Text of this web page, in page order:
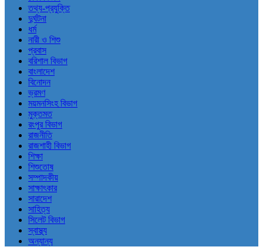
তথ্য-প্রযুক্তি
দুর্ঘটনা
ধর্ম
নারী ও শিশু
প্রবাস
বরিশাল বিভাগ
বাংলাদেশ
বিনোদন
ভ্রমণ
ময়মনসিংহ বিভাগ
মুক্তমত
রংপুর বিভাগ
রাজনীতি
রাজশাহী বিভাগ
শিক্ষা
শিশুতোষ
সম্পাদকীয়
সাক্ষাৎকার
সারাদেশ
সাহিত্য
সিলেট বিভাগ
স্বাস্থ্য
অন্যান্য